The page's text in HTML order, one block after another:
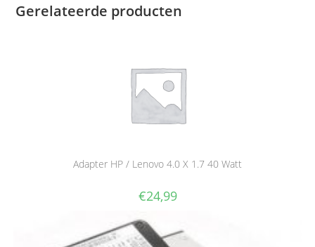
Gerelateerde producten
Adapter HP / Lenovo 4.0 X 1.7 40 Watt
€24,99